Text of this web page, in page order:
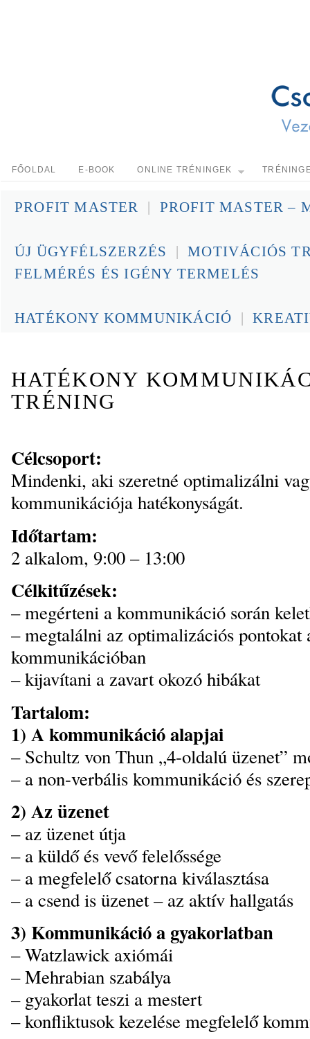
FŐOLDAL E-BOOK ONLINE TRÉNINGEK
PROFIT MASTER | PROFIT MASTER –
ÚJ ÜGYFÉLSZERZÉS |MOTIVÁCIÓS
FELMÉRÉS ÉS IGÉNY TERMELÉS
HATÉKONY KOMMUNIKÁCIÓ |
HATÉKONY
TRÉNING
Célcsoport:
Mindenki, aki szeretné optimalizálni
kommunikációja hatékonyságát.
Időtartam:
2 alkalom, 9:00 – 13:00
Célkitűzések:
– megérteni a kommunikáció során
– megtalálni az optimalizációs pontokat
kommunikációban
– kijavítani a zavart okozó hibákat
Tartalom:
1) A kommunikáció alapjai
– Schultz von Thun „4-oldalú üzenet”
– a non-verbális kommunikáció és
2) Az üzenet
– az üzenet útja
– a küldő és vevő felelőssége
– a megfelelő csatorna kiválasztása
– a csend is üzenet – az aktív hallgatás
3) Kommunikáció a gyakorlatban
– Watzlawick axiómái
– Mehrabian szabálya
– gyakorlat teszi a mestert
– konfliktusok kezelése megfelelő